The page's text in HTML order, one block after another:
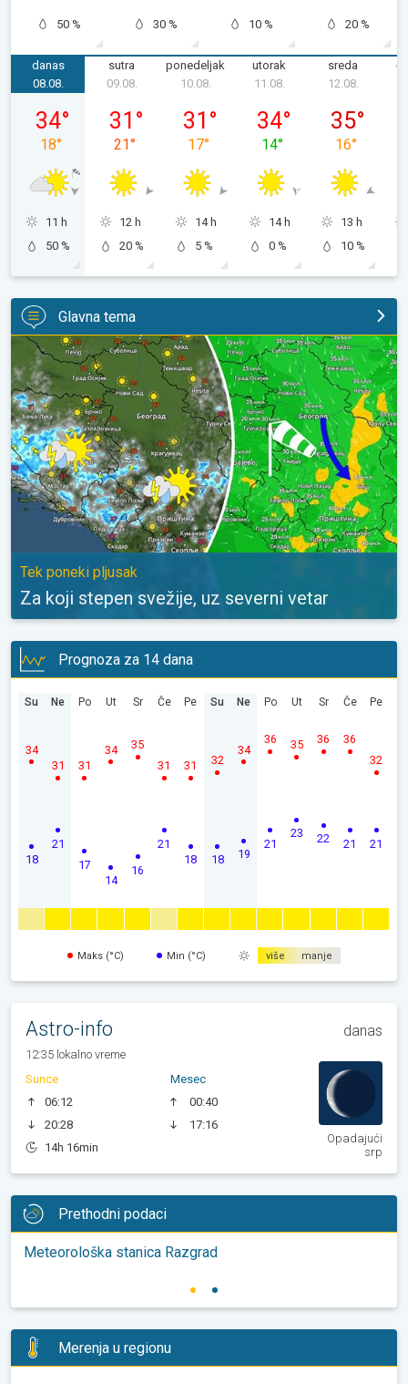
50 % 30 % 10 % 20 %
danas
subota, 08. 08.
08.08.
34°
18°
11 h
50 %
sutra
09.08.
31 °
21°
12 h
20 %
ponedeljak
10.08.
31 °
17°
14 h
5 %
utorak
11.08.
34°
14°
14 h
0 %
sreda
12.08.
35°
16°
13 h
10 %
Glavna tema
Za koji stepen svežije, uz severni vetar. Tek poneki pljusak. . .
Tek poneki pljusak
Za koji stepen svežije, uz severni vetar
Prognoza za 14 dana
Su
18
34
Ne
21
31
Po
17
31
Ut
14
34
Sr
16
35
Če
21
31
Pe
18
31
Su
18
32
Ne
19
34
Po
21
36
Ut
23
35
Sr
22
36
Če
21
36
Pe
21
32
Maks (°C) Min (°C) više manje
Astro-info danas
12:35 lokalno vreme
Sunce
06:12
20:28
14h 16min
Mesec
00:40
17:16
Opadajući
srp
Prethodni podaci
Meteorološka stanica Razgrad
Merenja u regionu